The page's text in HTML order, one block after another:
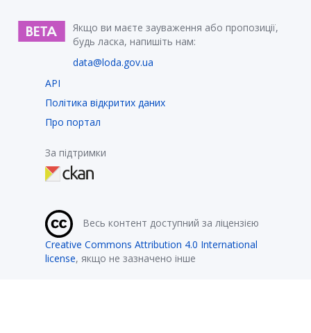
Якщо ви маєте зауваження або пропозиції,
будь ласка, напишіть нам:
data@loda.gov.ua
API
Політика відкритих даних
Про портал
За підтримки
Весь контент доступний за ліцензією
Creative Commons Attribution 4.0 International
license, якщо не зазначено інше